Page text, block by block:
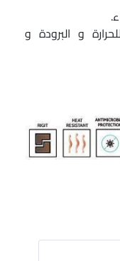
و البرودة و